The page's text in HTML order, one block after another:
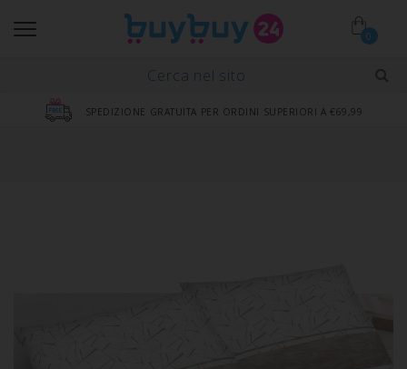
0
SPEDIZIONE GRATUITA PER ORDINI SUPERIORI A €69,99